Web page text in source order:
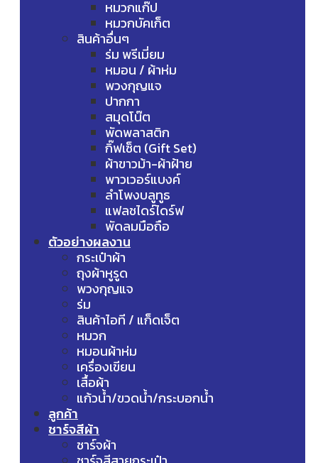
หมวกแก๊ป
หมวกบัคเก็ต
สินค้าอื่นๆ
ร่ม พรีเมี่ยม
หมอน / ผ้าห่ม
พวงกุญแจ
ปากกา
สมุดโน๊ต
พัดพลาสติก
กิ๊ฟเซ็ต (Gift Set)
ผ้าขาวม้า-ผ้าฝ้าย
พาวเวอร์แบงค์
ลำโพงบลูทูธ
แฟลชไดร์ไดร์ฟ
พัดลมมือถือ
ตัวอย่างผลงาน
กระเป๋าผ้า
ถุงผ้าหูรูด
พวงกุญแจ
ร่ม
สินค้าไอที / แก็ดเจ็ต
หมวก
หมอนผ้าห่ม
เครื่องเขียน
เสื้อผ้า
แก้วน้ำ/ขวดน้ำ/กระบอกน้ำ
ลูกค้า
ชาร์จสีผ้า
ชาร์จผ้า